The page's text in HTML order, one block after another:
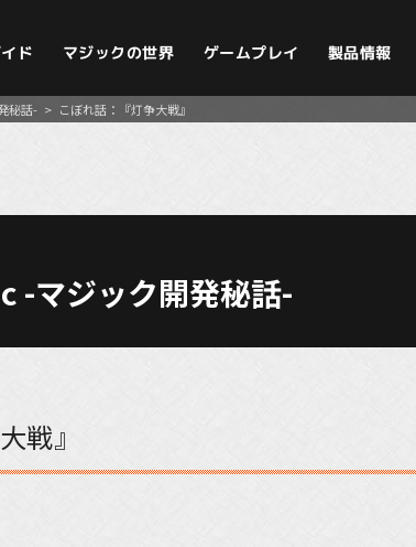
ド マジックの世界 ゲームプレイ 製品情報
秘話- > こぼれ話：『灯争大戦』
-マジック開発秘話-
戦』